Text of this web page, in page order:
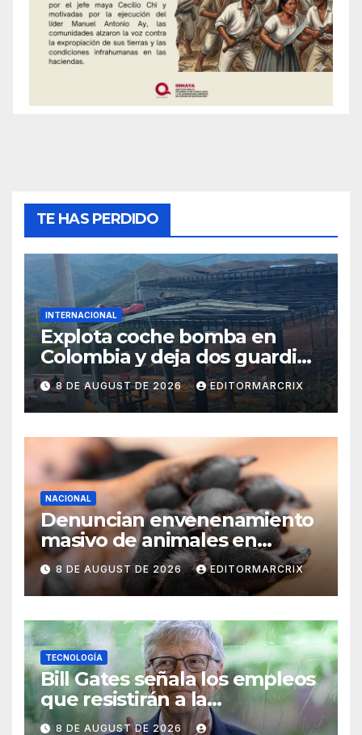
TE HAS PERDIDO
INTERNACIONAL
Explota coche bomba en
Colombia y deja dos guardias
heridos
8 DE AUGUST DE 2026 EDITORMARCRIX
NACIONAL
Denuncian envenenamiento
masivo de animales en
Querétaro
8 DE AUGUST DE 2026 EDITORMARCRIX
TECNOLOGÍA
Bill Gates señala los empleos
que resistirán a la
inteligencia artificial
8 DE AUGUST DE 2026